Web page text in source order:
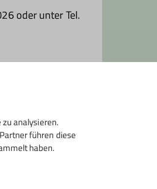
bei
oder unter Tel.
analysieren.
führen diese
haben.